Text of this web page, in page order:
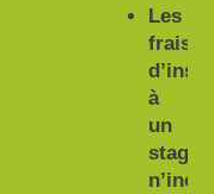
Les
frais
à
un
stage